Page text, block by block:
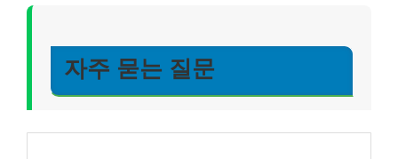
자주 묻는 질문